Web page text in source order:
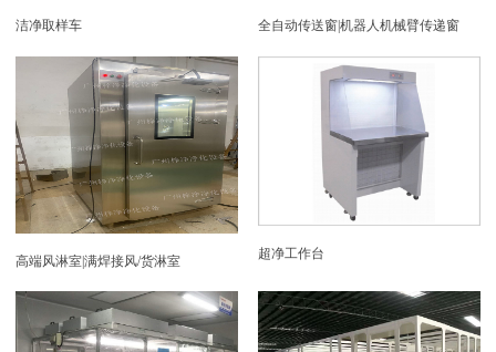
洁净取样车 全自动传送窗|机器人机械臂传递窗
高端风淋室|满焊接风/货淋室 超净工作台